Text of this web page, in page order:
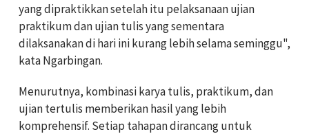
yang dipraktikkan setelah itu pelaksanaan ujian
praktikum dan ujian tulis yang sementara
dilaksanakan di hari ini kurang lebih selama seminggu",
kata Ngarbingan.
Menurutnya, kombinasi karya tulis, praktikum, dan
ujian tertulis memberikan hasil yang lebih
komprehensif. Setiap tahapan dirancang untuk